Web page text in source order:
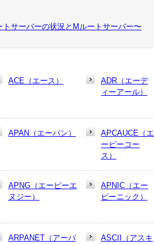
サーバーの状況とMルートサーバー〜
ACE（エース）
ADR（エーデ
ィーアール）
APAN（エーパン）
APCAUCE（エ
ーピーコー
ス）
APNG（エーピーエ
ヌジー）
APNIC（エー
ピーニック）
ARPANET（アーパ
ASCII（アスキ